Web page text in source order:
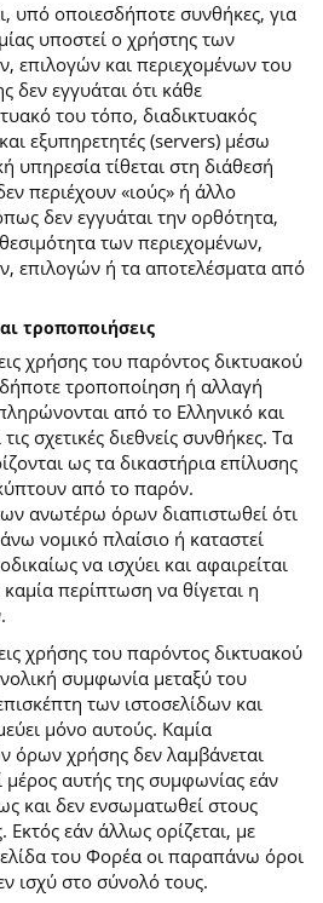
υπό οποιεσδήποτε συνθήκες, για
υποστεί ο χρήστης των
επιλογών και περιεχομένων του
δεν εγγυάται ότι κάθε
του τόπο, διαδικτυακός
εξυπηρετητές (servers) μέσω
υπηρεσία τίθεται στη διάθεσή
περιέχουν «ιούς» ή άλλο
δεν εγγυάται την ορθότητα,
των περιεχομένων,
επιλογών ή τα αποτελέσματα από
τροποποιήσεις
χρήσης του παρόντος δικτυακού
τροποποίηση ή αλλαγή
από το Ελληνικό και
σχετικές διεθνείς συνθήκες. Τα
ως τα δικαστήρια επίλυσης
από το παρόν.
ανωτέρω όρων διαπιστωθεί ότι
νομικό πλαίσιο ή καταστεί
να ισχύει και αφαιρείται
περίπτωση να θίγεται η
χρήσης του παρόντος δικτυακού
συμφωνία μεταξύ του
των ιστοσελίδων και
μόνο αυτούς. Καμία
όρων χρήσης δεν λαμβάνεται
μέρος αυτής της συμφωνίας εάν
και δεν ενσωματωθεί στους
εάν άλλως ορίζεται, με
του Φορέα οι παραπάνω όροι
ισχύ στο σύνολό τους.